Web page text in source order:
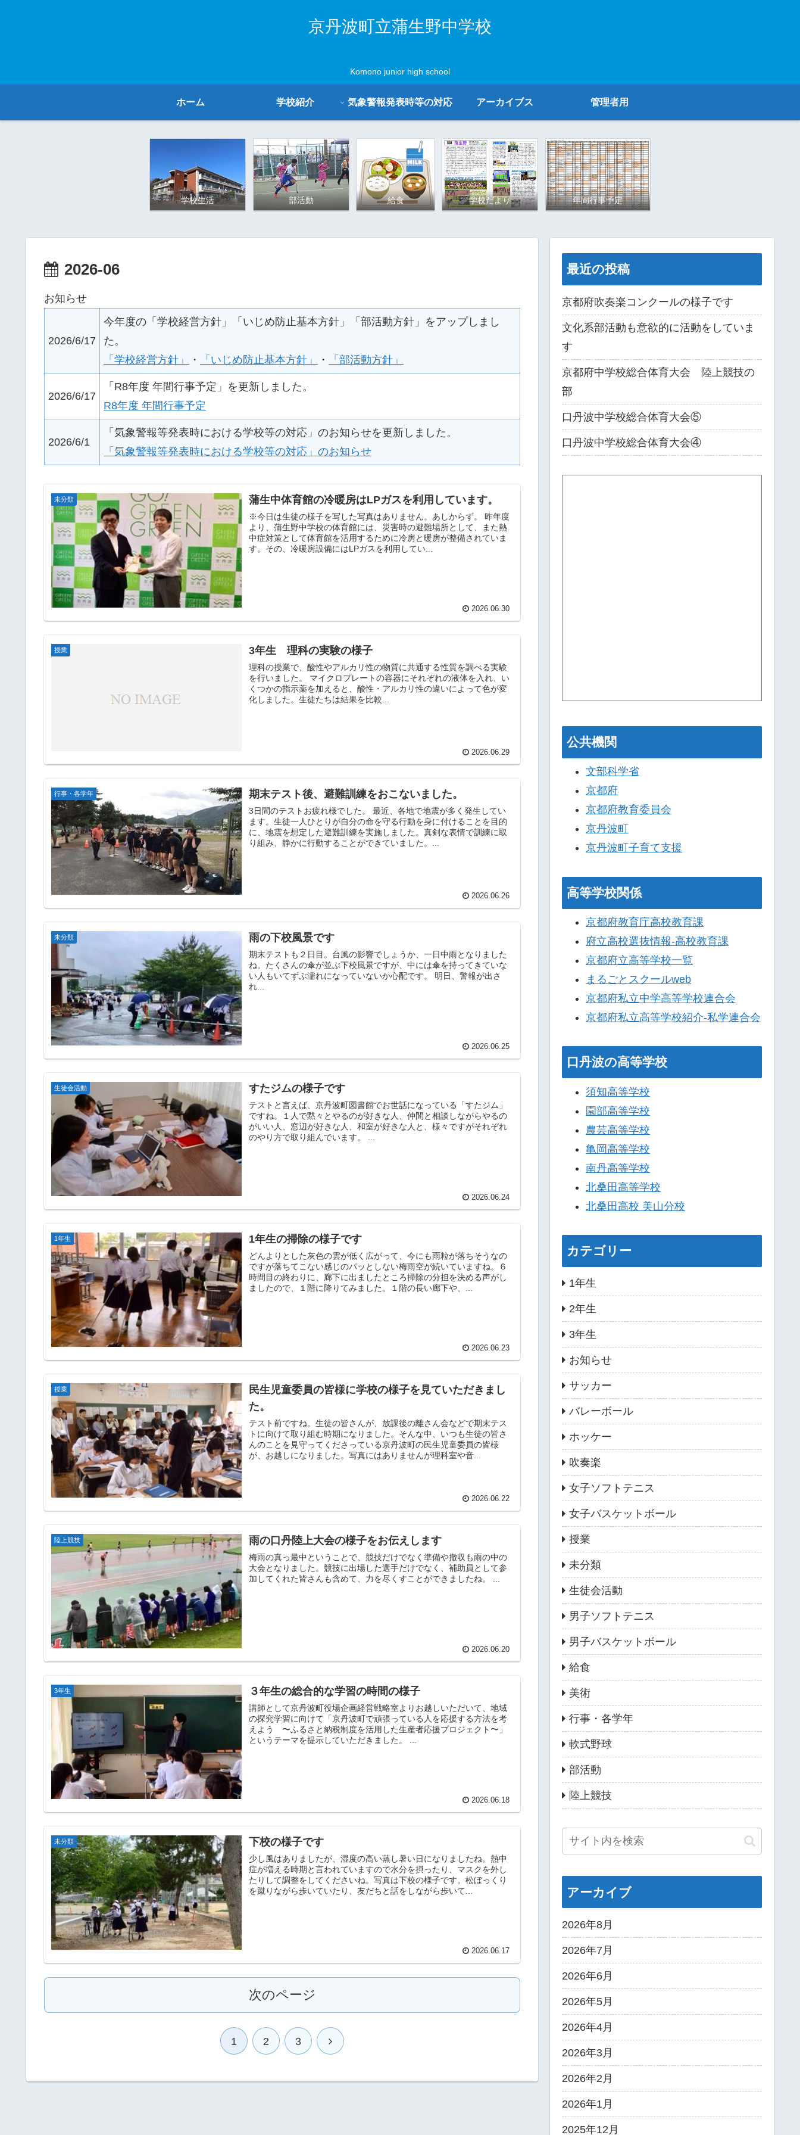
京丹波町立蒲生野中学校
Komono junior high school
ホーム 学校紹介 気象警報発表時等の対応 アーカイブス 管理者用
学校生活 部活動 給食 学校だより 年間行事予定
2026-06
お知らせ
2026/6/17
今年度の「学校経営方針」「いじめ防止基本方針」「部活動方針」をアップしまし
た。
「学校経営方針」
・ 「いじめ防止基本方針」 ・ 「部活動方針」
2026/6/17
「R8年度 年間行事予定」を更新しました。
R8年度 年間行事予定
2026/6/1
「気象警報等発表時における学校等の対応」のお知らせを更新しました。
「気象警報等発表時における学校等の対応」のお知らせ
未分類 蒲生中体育館の冷暖房はLPガスを利用しています。
※今日は生徒の様子を写した写真はありません。あしからず。 昨年度
より、蒲生野中学校の体育館には、災害時の避難場所として、また熱
中症対策として体育館を活用するために冷房と暖房が整備されていま
す。その、冷暖房設備にはLPガスを利用してい...
2026.06.30
授業 3年生 理科の実験の様子
理科の授業で、酸性やアルカリ性の物質に共通する性質を調べる実験
を行いました。 マイクロプレートの容器にそれぞれの液体を入れ、い
くつかの指示薬を加えると、酸性・アルカリ性の違いによって色が変
化しました。生徒たちは結果を比較...
2026.06.29
行事・各学年 期末テスト後、避難訓練をおこないました。
3日間のテストお疲れ様でした。 最近、各地で地震が多く発生してい
ます。生徒一人ひとりが自分の命を守る行動を身に付けることを目的
に、地震を想定した避難訓練を実施しました。真剣な表情で訓練に取
り組み、静かに行動することができていました。...
2026.06.26
未分類 雨の下校風景です
期末テストも２日目。台風の影響でしょうか、一日中雨となりました
ね。たくさんの傘が並ぶ下校風景ですが、中には傘を持ってきていな
い人もいてずぶ濡れになっていないか心配です。 明日、警報が出さ
れ...
2026.06.25
生徒会活動 すたジムの様子です
テストと言えば、京丹波町図書館でお世話になっている「すたジム」
ですね。１人で黙々とやるのが好きな人、仲間と相談しながらやるの
がいい人、窓辺が好きな人、和室が好きな人と、様々ですがそれぞれ
のやり方で取り組んでいます。 ...
2026.06.24
1年生 1年生の掃除の様子です
どんよりとした灰色の雲が低く広がって、今にも雨粒が落ちそうなの
ですが落ちてこない感じのパッとしない梅雨空が続いていますね。６
時間目の終わりに、廊下に出ましたところ掃除の分担を決める声がし
ましたので、１階に降りてみました。１階の長い廊下や、...
2026.06.23
授業
民生児童委員の皆様に学校の様子を見ていただきまし
た。
テスト前ですね。生徒の皆さんが、放課後の離さん会などで期末テス
トに向けて取り組む時期になりました。そんな中、いつも生徒の皆さ
んのことを見守ってくださっている京丹波町の民生児童委員の皆様
が、お越しになりました。写真にはありませんが理科室や音...
2026.06.22
陸上競技 雨の口丹陸上大会の様子をお伝えします
梅雨の真っ最中ということで、競技だけでなく準備や撤収も雨の中の
大会となりました。競技に出場した選手だけでなく、補助員として参
加してくれた皆さんも含めて、力を尽くすことができましたね。 ...
2026.06.20
3年生 ３年生の総合的な学習の時間の様子
講師として京丹波町役場企画経営戦略室よりお越しいただいて、地域
の探究学習に向けて「京丹波町で頑張っている人を応援する方法を考
えよう 〜ふるさと納税制度を活用した生産者応援プロジェクト〜」
というテーマを提示していただきました。 ...
2026.06.18
未分類 下校の様子です
少し風はありましたが、湿度の高い蒸し暑い日になりましたね。熱中
症が増える時期と言われていますので水分を摂ったり、マスクを外し
たりして調整をしてくださいね。写真は下校の様子です。松ぼっくり
を蹴りながら歩いていたり、友だちと話をしながら歩いて...
2026.06.17
次のページ
1 2 3
最近の投稿
京都府吹奏楽コンクールの様子です
文化系部活動も意欲的に活動をしていま
す
京都府中学校総合体育大会 陸上競技の
部
口丹波中学校総合体育大会⑤
口丹波中学校総合体育大会④
公共機関
文部科学省
京都府
京都府教育委員会
京丹波町
京丹波町子育て支援
高等学校関係
京都府教育庁高校教育課
府立高校選抜情報-高校教育課
京都府立高等学校一覧
まるごとスクールweb
京都府私立中学高等学校連合会
京都府私立高等学校紹介-私学連合会
口丹波の高等学校
須知高等学校
園部高等学校
農芸高等学校
亀岡高等学校
南丹高等学校
北桑田高等学校
北桑田高校 美山分校
カテゴリー
1年生
2年生
3年生
お知らせ
サッカー
バレーボール
ホッケー
吹奏楽
女子ソフトテニス
女子バスケットボール
授業
未分類
生徒会活動
男子ソフトテニス
男子バスケットボール
給食
美術
行事・各学年
軟式野球
部活動
陸上競技
アーカイブ
2026年8月
2026年7月
2026年6月
2026年5月
2026年4月
2026年3月
2026年2月
2026年1月
2025年12月